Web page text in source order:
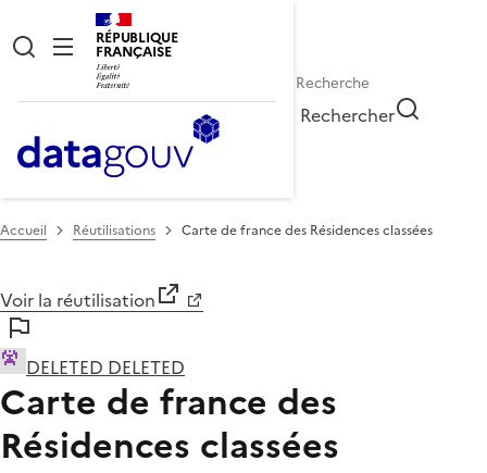
RÉPUBLIQUE
FRANÇAISE
Rechercher
Accueil Réutilisations Carte de france des Résidences classées
Voir la réutilisation
DELETED DELETED
Carte de france des
Résidences classées